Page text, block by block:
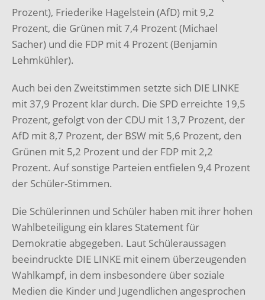
Prozent), Friederike Hagelstein (AfD) mit 9,2
Prozent, die Grünen mit 7,4 Prozent (Michael
Sacher) und die FDP mit 4 Prozent (Benjamin
Lehmkühler).
Auch bei den Zweitstimmen setzte sich DIE LINKE
mit 37,9 Prozent klar durch. Die SPD erreichte 19,5
Prozent, gefolgt von der CDU mit 13,7 Prozent, der
AfD mit 8,7 Prozent, der BSW mit 5,6 Prozent, den
Grünen mit 5,2 Prozent und der FDP mit 2,2
Prozent. Auf sonstige Parteien entfielen 9,4 Prozent
der Schüler-Stimmen.
Die Schülerinnen und Schüler haben mit ihrer hohen
Wahlbeteiligung ein klares Statement für
Demokratie abgegeben. Laut Schüleraussagen
beeindruckte DIE LINKE mit einem überzeugenden
Wahlkampf, in dem insbesondere über soziale
Medien die Kinder und Jugendlichen angesprochen